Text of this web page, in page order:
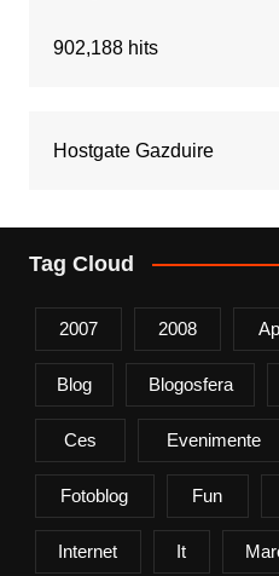
902,188 hits
Hostgate Gazduire
Tag Cloud
2007 2008
Blog Blogosfera
Ces Evenimente
Fotoblog Fun
Internet It